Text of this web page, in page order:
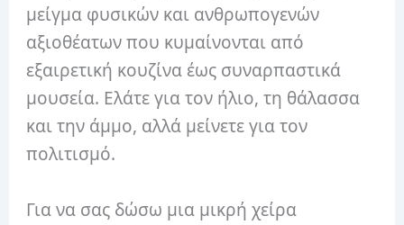
μείγμα φυσικών και ανθρωπογενών
αξιοθέατων που κυμαίνονται από
εξαιρετική κουζίνα έως συναρπαστικά
μουσεία. Ελάτε για τον ήλιο, τη θάλασσα
και την άμμο, αλλά μείνετε για τον
πολιτισμό.
Για να σας δώσω μια μικρή χείρα